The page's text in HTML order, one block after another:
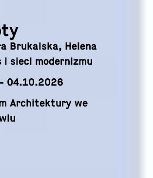
Na środkowym
pasie latem trawa
była wysoka
14.05 - 06.09.2026
Muzeum Architektury we
Wrocławiu